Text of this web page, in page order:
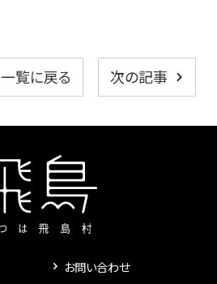
一覧に戻る 次の記事
お問い合わせ